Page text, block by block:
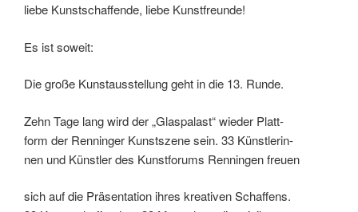
liebe Kunstschaffende, liebe Kunstfreunde!
Es ist soweit:
Die große Kunstausstellung geht in die 13. Runde.
Zehn Tage lang wird der „Glaspalast“ wieder Platt-
form der Renninger Kunstszene sein. 33 Künstlerin-
nen und Künstler des Kunstforums Renningen freuen
sich auf die Präsentation ihres kreativen Schaffens.